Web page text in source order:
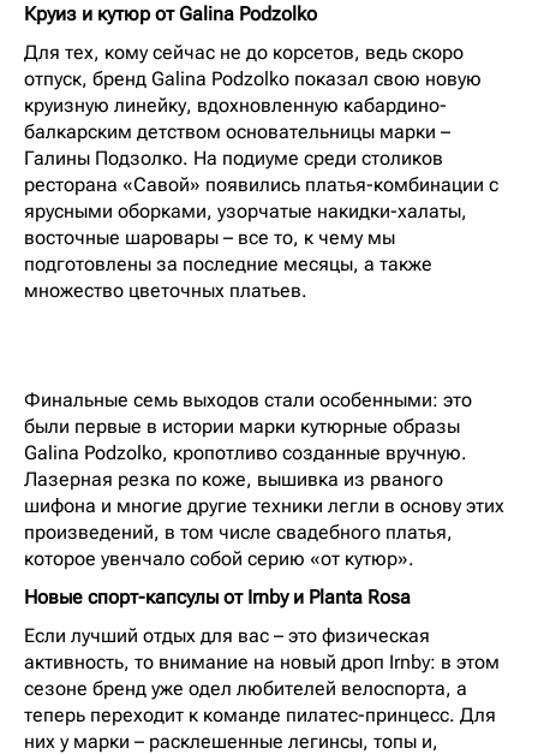
Круиз и кутюр от Galina Podzolko
Для тех, кому сейчас не до корсетов, ведь скоро
отпуск, бренд Galina Podzolko показал свою новую
круизную линейку, вдохновленную кабардино-
балкарским детством основательницы марки –
Галины Подзолко. На подиуме среди столиков
ресторана «Савой» появились платья-комбинации с
ярусными оборками, узорчатые накидки-халаты,
восточные шаровары – все то, к чему мы
подготовлены за последние месяцы, а также
множество цветочных платьев.
Финальные семь выходов стали особенными: это
были первые в истории марки кутюрные образы
Galina Podzolko, кропотливо созданные вручную.
Лазерная резка по коже, вышивка из рваного
шифона и многие другие техники легли в основу этих
произведений, в том числе свадебного платья,
которое увенчало собой серию «от кутюр».
Новые спорт-капсулы от Irnby и Planta Rosa
Если лучший отдых для вас – это физическая
активность, то внимание на новый дроп Irnby: в этом
сезоне бренд уже одел любителей велоспорта, а
теперь переходит к команде пилатес-принцесс. Для
них у марки – расклешенные легинсы, топы и,